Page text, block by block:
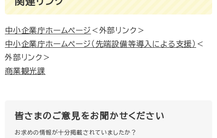
中小企業庁ホームページ ＜外部リンク＞
中小企業庁ホームページ（先端設備等導入による支援） ＜
外部リンク＞
商業観光課
皆さまのご意見をお聞かせください
お求めの情報が十分掲載されていましたか？